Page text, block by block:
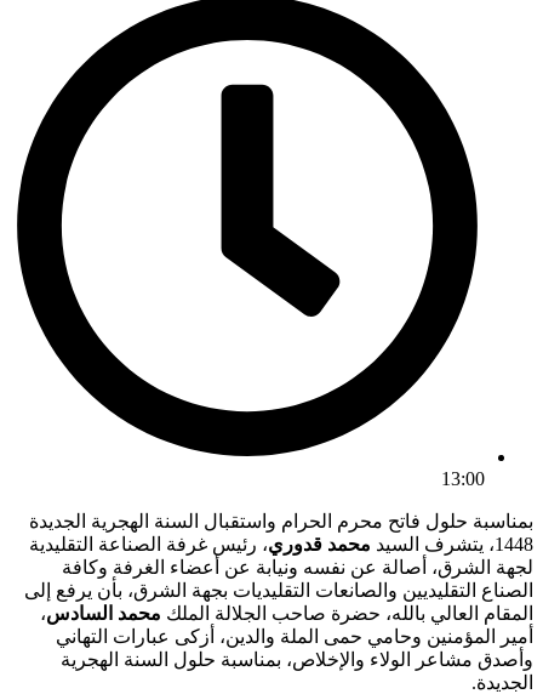
13:00
بمناسبة حلول فاتح محرم الحرام واستقبال السنة الهجرية الجديدة
1448، يتشرف السيد
محمد قدوري، رئيس غرفة الصناعة التقليدية
لجهة الشرق، أصالة عن نفسه ونيابة عن أعضاء الغرفة وكافة
الصناع التقليديين والصانعات التقليديات بجهة الشرق، بأن يرفع إلى
المقام العالي بالله، حضرة صاحب الجلالة الملك محمد السادس،
أمير المؤمنين وحامي حمى الملة والدين، أزكى عبارات التهاني
وأصدق مشاعر الولاء والإخلاص، بمناسبة حلول السنة الهجرية
الجديدة.